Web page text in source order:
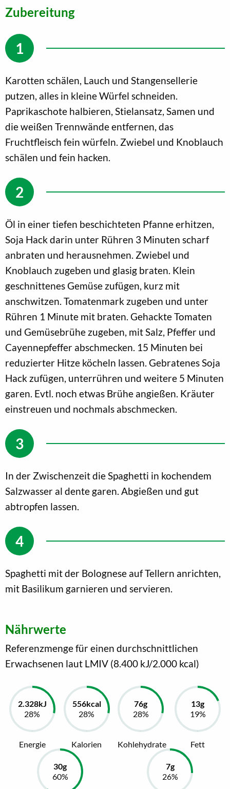
Zubereitung
Karotten schälen, Lauch und Stangensellerie
putzen, alles in kleine Würfel schneiden.
Paprikaschote halbieren, Stielansatz, Samen und
die weißen Trennwände entfernen, das
Fruchtfleisch fein würfeln. Zwiebel und Knoblauch
schälen und fein hacken.
Öl in einer tiefen beschichteten Pfanne erhitzen,
Soja Hack darin unter Rühren 3 Minuten scharf
anbraten und herausnehmen. Zwiebel und
Knoblauch zugeben und glasig braten. Klein
geschnittenes Gemüse zufügen, kurz mit
anschwitzen. Tomatenmark zugeben und unter
Rühren 1 Minute mit braten. Gehackte Tomaten
und Gemüsebrühe zugeben, mit Salz, Pfeffer und
Cayennepfeffer abschmecken. 15 Minuten bei
reduzierter Hitze köcheln lassen. Gebratenes Soja
Hack zufügen, unterrühren und weitere 5 Minuten
garen. Evtl. noch etwas Brühe angießen. Kräuter
einstreuen und nochmals abschmecken.
In der Zwischenzeit die Spaghetti in kochendem
Salzwasser al dente garen. Abgießen und gut
abtropfen lassen.
Spaghetti mit der Bolognese auf Tellern anrichten,
mit Basilikum garnieren und servieren.
Nährwerte
Referenzmenge für einen durchschnittlichen
Erwachsenen laut LMIV (8.400 kJ/2.000 kcal)
Energie Kalorien Kohlehydrate Fett